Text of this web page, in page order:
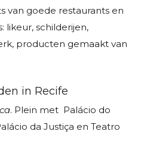
van goede restaurants en
likeur, schilderijen,
producten gemaakt van
in Recife
. Plein met Palácio do
da Justiça en Teatro